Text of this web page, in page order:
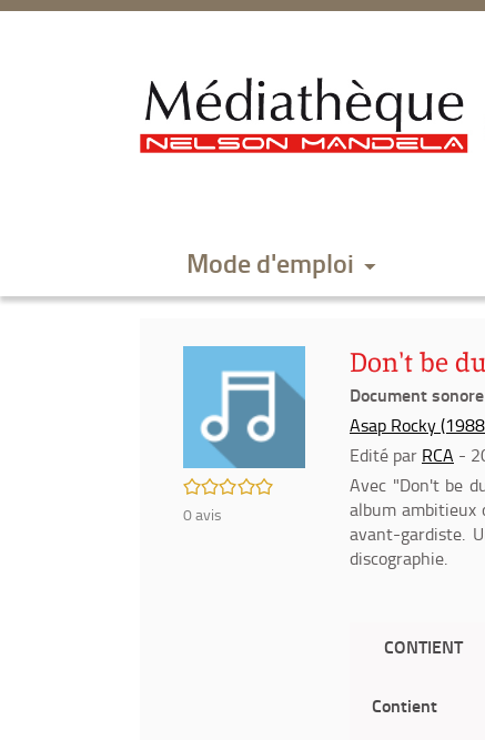
recherche
Mode d'emploi
/5
0avis
Don't be
Document sonore
Asap Rocky
Edité par RCA -
Avec "Don't be
album ambitieux
avant-gardiste.
discographie.
CONTIENT
Contient